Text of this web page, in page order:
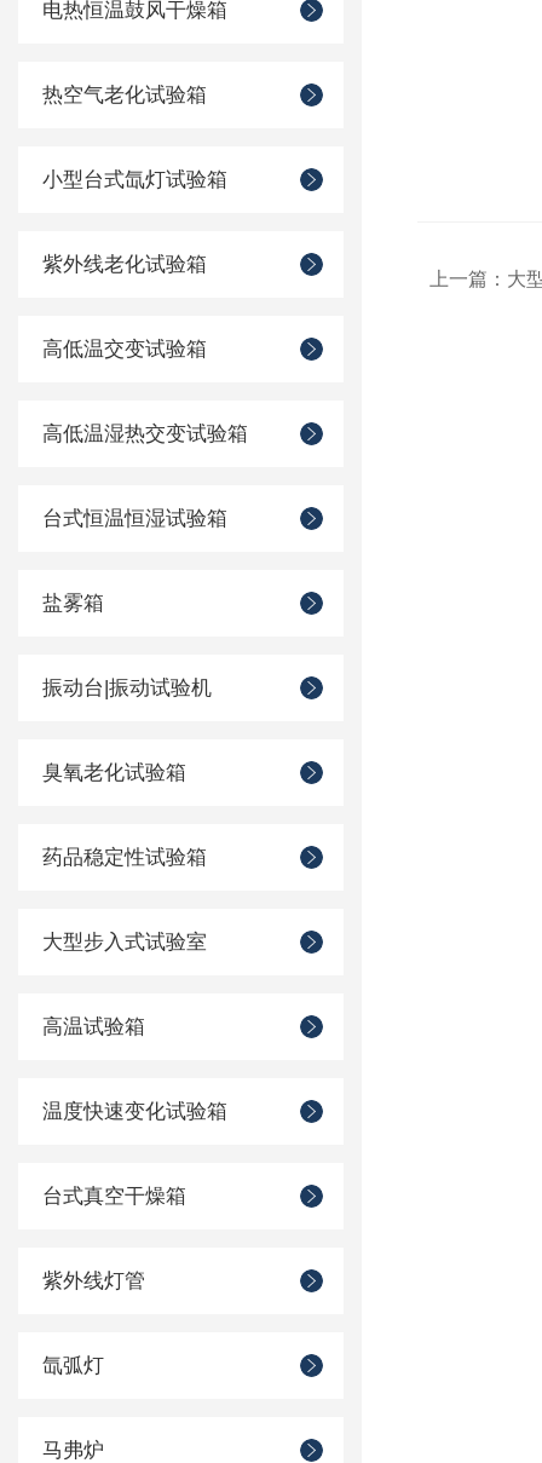
电热恒温鼓风干燥箱
热空气老化试验箱
小型台式氙灯试验箱
紫外线老化试验箱
高低温交变试验箱
高低温湿热交变试验箱
台式恒温恒湿试验箱
盐雾箱
振动台|振动试验机
臭氧老化试验箱
药品稳定性试验箱
大型步入式试验室
高温试验箱
温度快速变化试验箱
台式真空干燥箱
紫外线灯管
氙弧灯
马弗炉
上一篇： 大